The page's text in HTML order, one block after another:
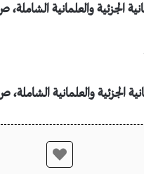
الجزئية والعلمانية الشاملة، ص
الجزئية والعلمانية الشاملة، ص